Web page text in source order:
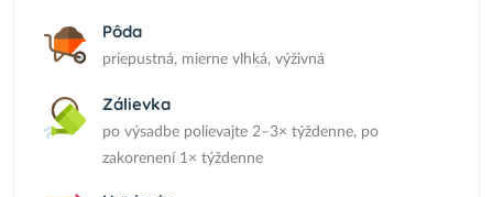
Pôda
priepustná, mierne vlhká, výživná
Zálievka
po výsadbe polievajte 2–3× týždenne, po
zakorenení 1× týždenne